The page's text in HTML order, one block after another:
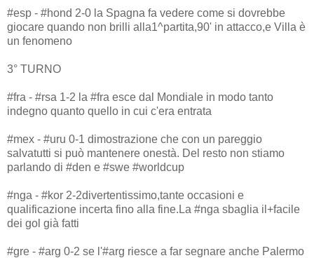
#esp - #hond 2-0 la Spagna fa vedere come si dovrebbe
giocare quando non brilli alla1^partita,90' in attacco,e Villa è
un fenomeno
3° TURNO
#fra - #rsa 1-2 la #fra esce dal Mondiale in modo tanto
indegno quanto quello in cui c'era entrata
#mex - #uru 0-1 dimostrazione che con un pareggio
salvatutti si può mantenere onestà. Del resto non stiamo
parlando di #den e #swe #worldcup
#nga - #kor 2-2divertentissimo,tante occasioni e
qualificazione incerta fino alla fine.La #nga sbaglia il+facile
dei gol già fatti
#gre - #arg 0-2 se l'#arg riesce a far segnare anche Palermo